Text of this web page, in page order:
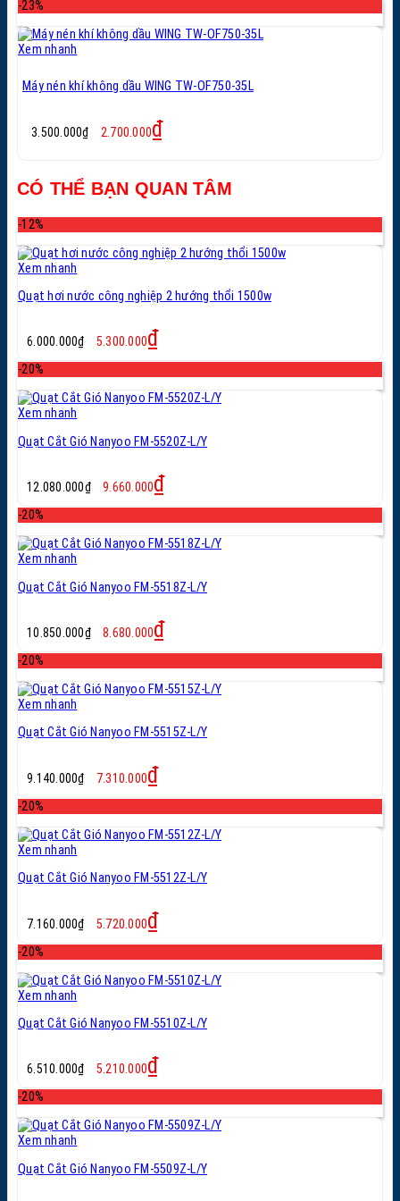
-23%
Xem nhanh
Máy nén khí không dầu WING TW-OF750-35L
3.500.000₫
Giá
gốc
2.700.000₫
2.700.000₫.
CÓ THỂ BẠN QUAN TÂM
-12%
Xem nhanh
Quạt hơi nước công nghiệp 2 hướng thổi 1500w
6.000.000₫
Giá
gốc
là:
6.000.000₫.
5.300.000₫
tại
là:
5.300.000₫.
-20%
Xem nhanh
Quạt Cắt Gió Nanyoo FM-5520Z-L/Y
12.080.000₫
Giá
gốc
là:
12.080.000₫.
9.660.000₫
tại
là:
9.660.000₫.
-20%
Xem nhanh
Quạt Cắt Gió Nanyoo FM-5518Z-L/Y
10.850.000₫
Giá
gốc
là:
10.850.000₫.
8.680.000₫
tại
là:
8.680.000₫.
-20%
Xem nhanh
Quạt Cắt Gió Nanyoo FM-5515Z-L/Y
9.140.000₫
Giá
gốc
là:
9.140.000₫.
7.310.000₫
tại
là:
7.310.000₫.
-20%
Xem nhanh
Quạt Cắt Gió Nanyoo FM-5512Z-L/Y
7.160.000₫
gốc
là:
7.160.000₫.
5.720.000₫
tại
là:
5.720.000₫.
-20%
Xem nhanh
Quạt Cắt Gió Nanyoo FM-5510Z-L/Y
6.510.000₫
Giá
gốc
là:
6.510.000₫.
5.210.000₫
tại
là:
5.210.000₫.
-20%
Xem nhanh
Quạt Cắt Gió Nanyoo FM-5509Z-L/Y